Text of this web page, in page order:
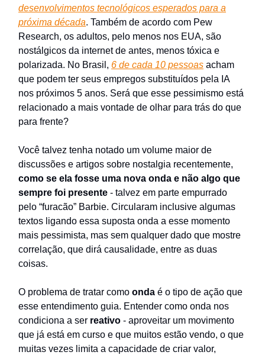
desenvolvimentos tecnológicos esperados para a
próxima década. Também de acordo com Pew
Research, os adultos, pelo menos nos EUA, são
nostálgicos da internet de antes, menos tóxica e
polarizada. No Brasil, 6 de cada 10 pessoas acham
que podem ter seus empregos substituídos pela IA
nos próximos 5 anos. Será que esse pessimismo está
relacionado a mais vontade de olhar para trás do que
para frente?
Você talvez tenha notado um volume maior de
discussões e artigos sobre nostalgia recentemente,
como se ela fosse uma nova onda e não algo que
sempre foi presente - talvez em parte empurrado
pelo “furacão” Barbie. Circularam inclusive algumas
textos ligando essa suposta onda a esse momento
mais pessimista, mas sem qualquer dado que mostre
correlação, que dirá causalidade, entre as duas
coisas.
O problema de tratar como onda é o tipo de ação que
esse entendimento guia. Entender como onda nos
condiciona a ser reativo - aproveitar um movimento
que já está em curso e que muitos estão vendo, o que
muitas vezes limita a capacidade de criar valor,